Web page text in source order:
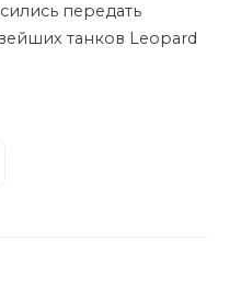
передать
танков Leopard